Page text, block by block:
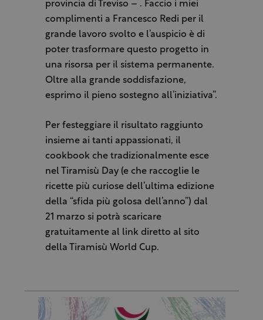
provincia di Treviso – . Faccio i miei
complimenti a Francesco Redi per il
grande lavoro svolto e l’auspicio è di
poter trasformare questo progetto in
una risorsa per il sistema permanente.
Oltre alla grande soddisfazione,
esprimo il pieno sostegno all’iniziativa”.
Per festeggiare il risultato raggiunto
insieme ai tanti appassionati, il
cookbook che tradizionalmente esce
nel Tiramisù Day (e che raccoglie le
ricette più curiose dell’ultima edizione
della “sfida più golosa dell’anno”) dal
21 marzo si potrà scaricare
gratuitamente al link diretto al sito
della Tiramisù World Cup.